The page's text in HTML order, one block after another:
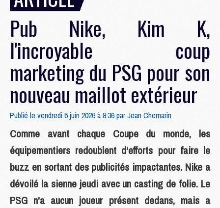
Pub Nike, Kim K,
l'incroyable coup
marketing du PSG pour son
nouveau maillot extérieur
Publié le vendredi 5 juin 2026 à 9:36 parJean Chemarin
Comme avant chaque Coupe du monde, les
équipementiers redoublent d'efforts pour faire le
buzz en sortant des publicités impactantes. Nike a
dévoilé la sienne jeudi avec un casting de folie. Le
PSG n'a aucun joueur présent dedans, mais a